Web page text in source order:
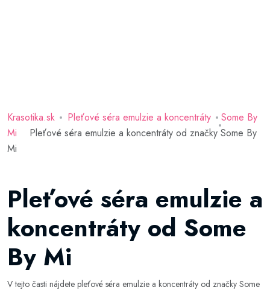
Krasotika.sk Pleťové séra emulzie a koncentráty
Some By
Mi
Pleťové séra emulzie a koncentráty od značky Some By
Mi
Pleťové séra emulzie a
koncentráty od Some
By Mi
V tejto časti nájdete pleťové séra emulzie a koncentráty od značky Some